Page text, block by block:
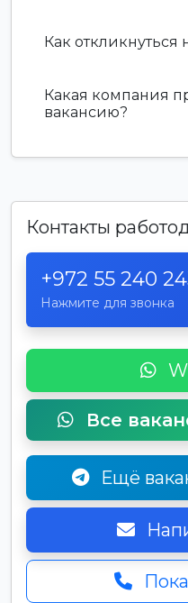
Как откликнуться
Какая компания
вакансию?
Контакты
+972 55 240
Нажмите для звонка
Все
Ещё